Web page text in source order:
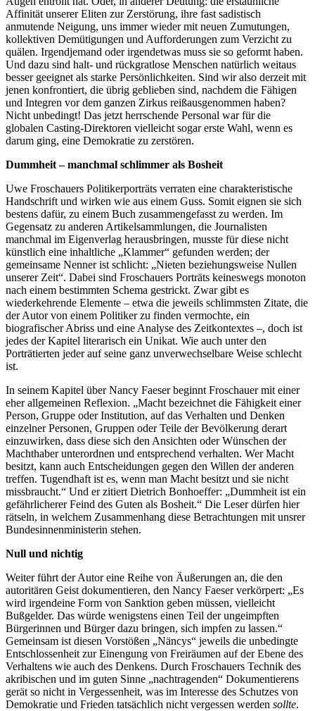
Affinität unserer Eliten zur Zerstörung, ihre fast sadistisch
anmutende Neigung, uns immer wieder mit neuen Zumutungen,
kollektiven Demütigungen und Aufforderungen zum Verzicht zu
quälen. Irgendjemand oder irgendetwas muss sie so geformt haben.
Und dazu sind halt- und rückgratlose Menschen natürlich weitaus
besser geeignet als starke Persönlichkeiten. Sind wir also derzeit mit
jenen konfrontiert, die übrig geblieben sind, nachdem die Fähigen
und Integren vor dem ganzen Zirkus reißausgenommen haben?
Nicht unbedingt! Das jetzt herrschende Personal war für die
globalen Casting-Direktoren vielleicht sogar erste Wahl, wenn es
darum ging, eine Demokratie zu zerstören.
Dummheit – manchmal schlimmer als Bosheit
Uwe Froschauers Politikerporträts verraten eine charakteristische
Handschrift und wirken wie aus einem Guss. Somit eignen sie sich
bestens dafür, zu einem Buch zusammengefasst zu werden. Im
Gegensatz zu anderen Artikelsammlungen, die Journalisten
manchmal im Eigenverlag herausbringen, musste für diese nicht
künstlich eine inhaltliche „Klammer“ gefunden werden; der
gemeinsame Nenner ist schlicht: „Nieten beziehungsweise Nullen
unserer Zeit“. Dabei sind Froschauers Porträts keineswegs monoton
nach einem bestimmten Schema gestrickt. Zwar gibt es
wiederkehrende Elemente – etwa die jeweils schlimmsten Zitate, die
der Autor von einem Politiker zu finden vermochte, ein
biografischer Abriss und eine Analyse des Zeitkontextes –, doch ist
jedes der Kapitel literarisch ein Unikat. Wie auch unter den
Porträtierten jeder auf seine ganz unverwechselbare Weise schlecht
ist.
In seinem Kapitel über Nancy Faeser beginnt Froschauer mit einer
eher allgemeinen Reflexion. „Macht bezeichnet die Fähigkeit einer
Person, Gruppe oder Institution, auf das Verhalten und Denken
einzelner Personen, Gruppen oder Teile der Bevölkerung derart
einzuwirken, dass diese sich den Ansichten oder Wünschen der
Machthaber unterordnen und entsprechend verhalten. Wer Macht
besitzt, kann auch Entscheidungen gegen den Willen der anderen
treffen. Tugendhaft ist es, wenn man Macht besitzt und sie nicht
missbraucht.“ Und er zitiert Dietrich Bonhoeffer: „Dummheit ist ein
gefährlicherer Feind des Guten als Bosheit.“ Die Leser dürfen hier
rätseln, in welchem Zusammenhang diese Betrachtungen mit unsrer
Bundesinnenministerin stehen.
Null und nichtig
Weiter führt der Autor eine Reihe von Äußerungen an, die den
autoritären Geist dokumentieren, den Nancy Faeser verkörpert: „Es
wird irgendeine Form von Sanktion geben müssen, vielleicht
Bußgelder. Das würde wenigstens einen Teil der ungeimpften
Bürgerinnen und Bürger dazu bringen, sich impfen zu lassen.“
Gemeinsam ist diesen Vorstößen „Näncys“ jeweils die unbedingte
Entschlossenheit zur Einengung von Freiräumen auf der Ebene des
Verhaltens wie auch des Denkens. Durch Froschauers Technik des
akribischen und im guten Sinne „nachtragenden“ Dokumentierens
gerät so nicht in Vergessenheit, was im Interesse des Schutzes von
Demokratie und Frieden tatsächlich nicht vergessen werden sollte.